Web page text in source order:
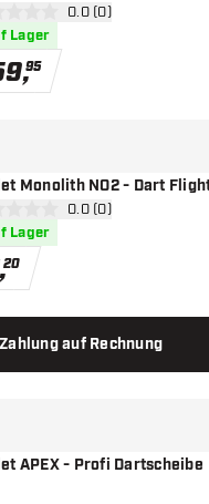
Bewertungsbereich
0.0 (0)
Lager
,95
Monolith NO2 - Dart
Bewertungsbereich
0.0 (0)
Lager
,20
APEX - Profi Dartscheibe
Zahlung auf Rechnung